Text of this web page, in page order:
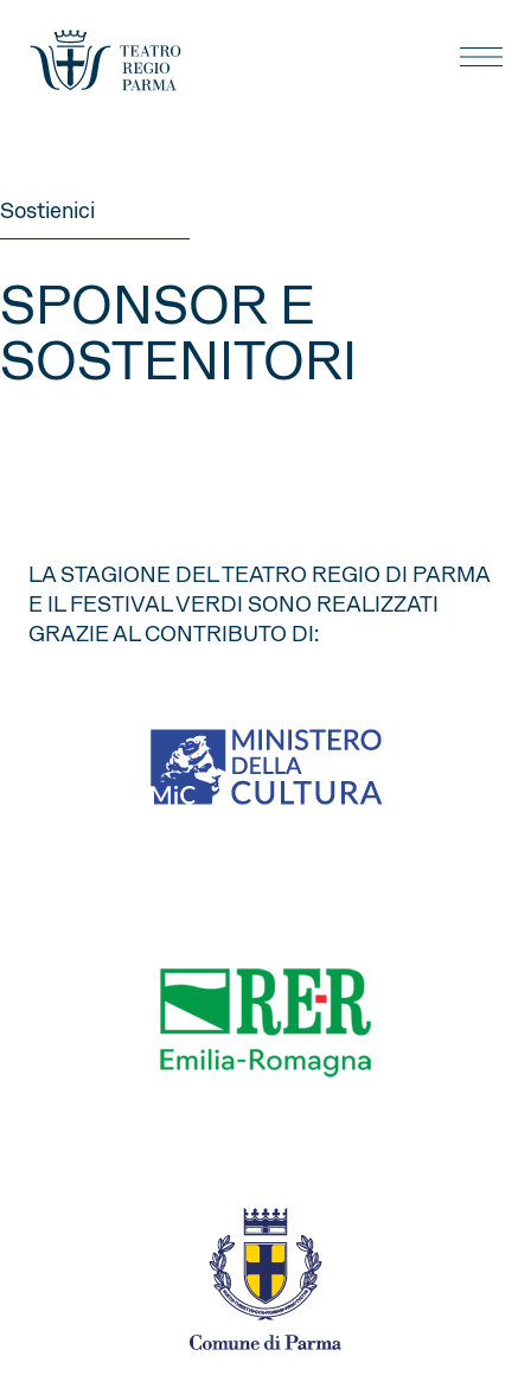
Sostienici
SPONSOR E
SOSTENITORI
LA STAGIONE DEL TEATRO REGIO DI PARMA
E IL FESTIVAL VERDI SONO REALIZZATI
GRAZIE AL CONTRIBUTO DI: